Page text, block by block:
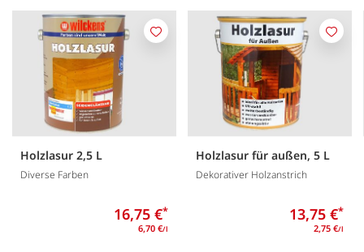
Holzlasur 2,5 L
Diverse Farben
16,75 €*
6,70 €/l
Merken
Holzlasur für außen, 5 L
Dekorativer Holzanstrich
13,75 €*
2,75 €/l